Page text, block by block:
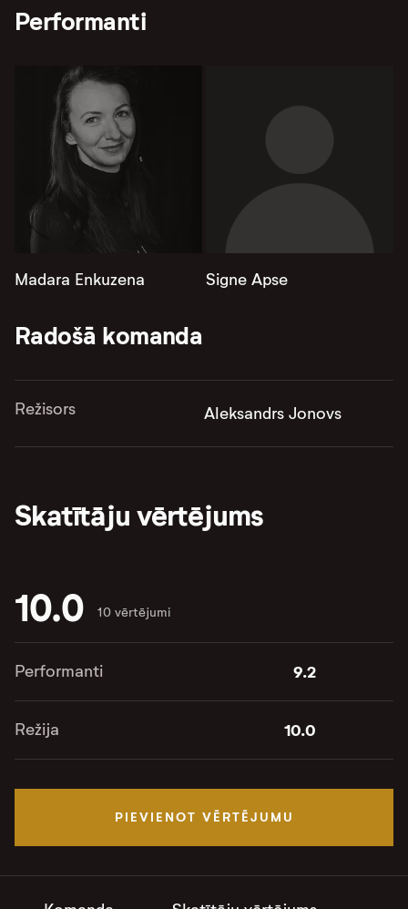
Performanti
Madara Enkuzena Signe Apse
Radošā komanda
Režisors Aleksandrs Jonovs
Skatītāju vērtējums
10.0 10 vērtējumi
Performanti 9.2
Režija 10.0
PIEVIENOT VĒRTĒJUMU